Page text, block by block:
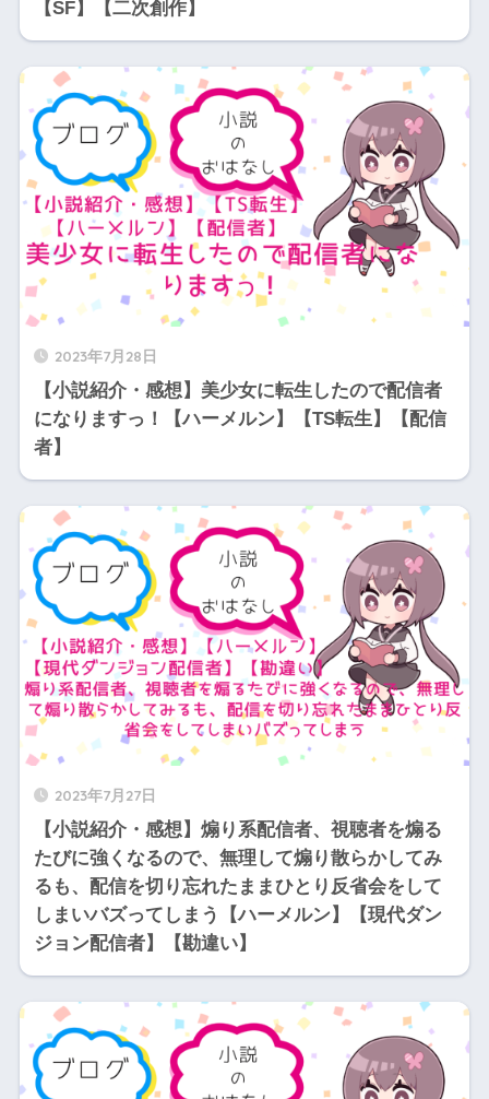
【SF】【二次創作】
2023年7月28日
【小説紹介・感想】美少女に転生したので配信者
になりますっ！【ハーメルン】【TS転生】【配信
者】
2023年7月27日
【小説紹介・感想】煽り系配信者、視聴者を煽る
たびに強くなるので、無理して煽り散らかしてみ
るも、配信を切り忘れたままひとり反省会をして
しまいバズってしまう【ハーメルン】【現代ダン
ジョン配信者】【勘違い】